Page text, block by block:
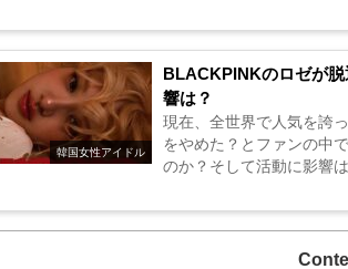
韓国女性アイドル
BLACKPINKのロゼが
響は？
現在、全世界で人気を誇
をやめた？とファンの中
のか？そして活動に影響